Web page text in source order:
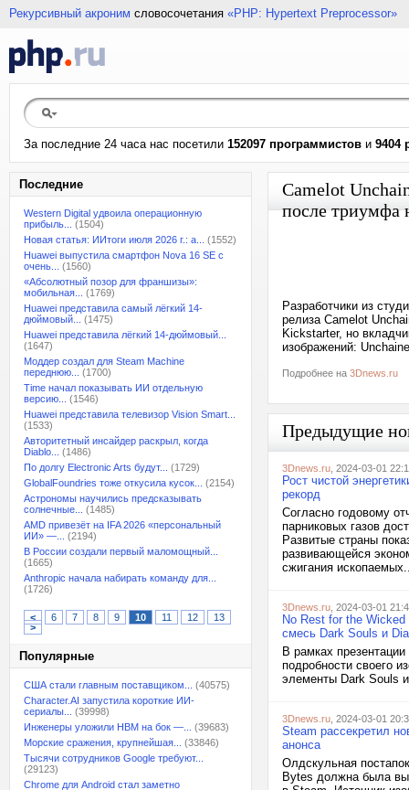
Рекурсивный акроним словосочетания «PHP: Hypertext Preprocessor»
За последние 24 часа нас посетили 152097 программистов и 9404
Последние
Western Digital удвоила операционную
прибыль...
(1504)
Новая статья: ИИтоги июля 2026 г.: а...
(1552)
Huawei выпустила смартфон Nova 16 SE с
очень...
(1560)
«Абсолютный позор для франшизы»:
мобильная...
(1769)
Huawei представила самый лёгкий 14-
дюймовый...
(1475)
Huawei представила лёгкий 14-дюймовый...
(1647)
Моддер создал для Steam Machine
переднюю...
(1700)
Time начал показывать ИИ отдельную
версию...
(1546)
Huawei представила телевизор Vision Smart...
(1533)
Авторитетный инсайдер раскрыл, когда
Diablo...
(1486)
По долгу Electronic Arts будут...
(1729)
GlobalFoundries тоже откусила кусок...
(2154)
Астрономы научились предсказывать
солнечные...
(1485)
AMD привезёт на IFA 2026 «персональный
ИИ» —...
(2194)
В России создали первый маломощный...
(1665)
Anthropic начала набирать команду для...
(1726)
< 6 7 8 9 10 11 12
13
>
Популярные
США стали главным поставщиком...
(40575)
Character.AI запустила короткие ИИ-
сериалы...
(39998)
Инженеры уложили HBM на бок —...
(39683)
Морские сражения, крупнейшая...
(33846)
Тысячи сотрудников Google требуют...
(29123)
Chrome для Android стал заметно
Camelot
после триумфа
Разработчики из
релиза Camelot
Kickstarter, но
изображений:
Подробнее на 3Dnews.ru
Предыдущие
3Dnews.ru , 2024-03-01
Рост чистой
рекорд
Согласно годовому
парниковых газов
Развитые страны
развивающейся
сжигания
3Dnews.ru , 2024-03-01
No Rest for the
смесь Dark Souls и
В рамках
подробности своего
элементы Dark Souls
3Dnews.ru , 2024-03-01
Steam рассекретил
анонса
Олдскульная
Bytes должна была